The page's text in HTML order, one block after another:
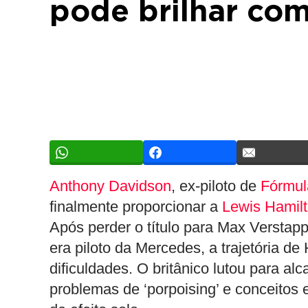
pode brilhar
Anthony Davidson, ex-piloto de
finalmente proporcionar a Lewis
Após perder o título para Max
era piloto da Mercedes, a trajetória
dificuldades. O britânico lutou para
problemas de ‘porpoising’ e